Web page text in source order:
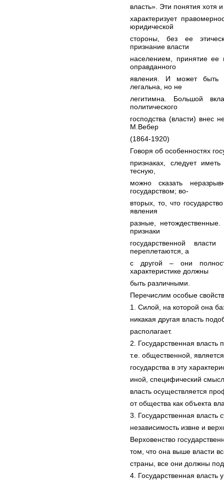
власть». Эти понятия хотя
характеризует
юридической
стороны, без ее
признание власти
населением, принятие ее
оправданного
явления. И может быть
легальна, но не
легитимна. Большой
политического
господства (власти) внес
М.Вебер
(1864-1920)
Говоря об особенностях
признаках, следует
тесную,
можно сказать
государством; во-
вторых, то, что
явления
разные,
признаки
государственной
переплетаются, а
с другой – они
характеристике должны
быть различными.
Перечислим особые
1. Силой, на которой она
никакая другая власть
располагает.
2. Государственная
т.е. общественной,
государства в эту
иной, специфический
власть осуществляется
от общества как объекта
3. Государственная власть
независимость извне и
Верховенство
том, что она выше власти
страны, все они должны
4. Государственная власть